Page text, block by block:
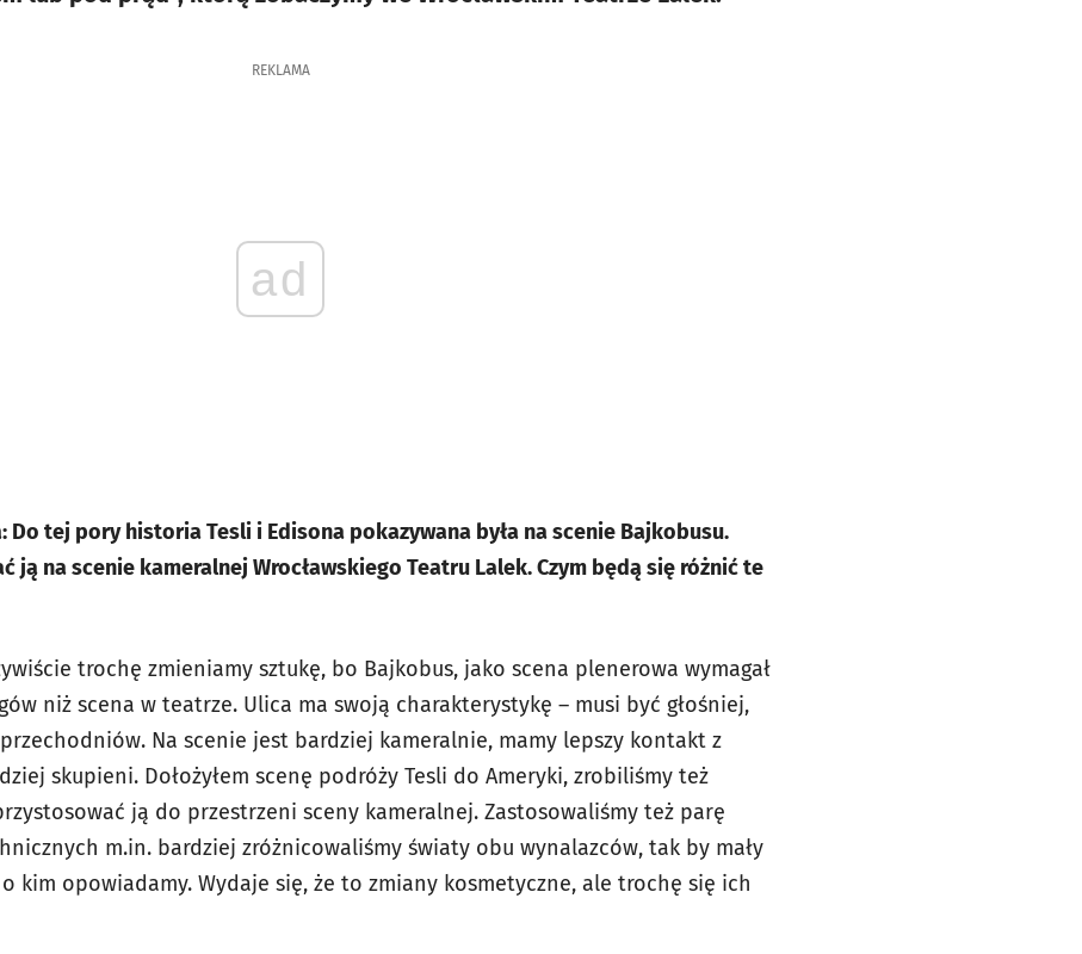
REKLAMA
ad
Do tej pory historia Tesli i Edisona pokazywana była na scenie Bajkobusu.
ją na scenie kameralnej Wrocławskiego Teatru Lalek. Czym będą się różnić te
trochę zmieniamy sztukę, bo Bajkobus, jako scena plenerowa wymagał
niż scena w teatrze. Ulica ma swoją charakterystykę – musi być głośniej,
Na scenie jest bardziej kameralnie, mamy lepszy kontakt z
skupieni. Dołożyłem scenę podróży Tesli do Ameryki, zrobiliśmy też
ją do przestrzeni sceny kameralnej. Zastosowaliśmy też parę
m.in. bardziej zróżnicowaliśmy światy obu wynalazców, tak by mały
kim opowiadamy. Wydaje się, że to zmiany kosmetyczne, ale trochę się ich